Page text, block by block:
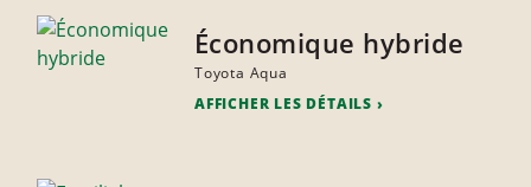
Économique hybride
Toyota Aqua
AFFICHER LES DÉTAILS